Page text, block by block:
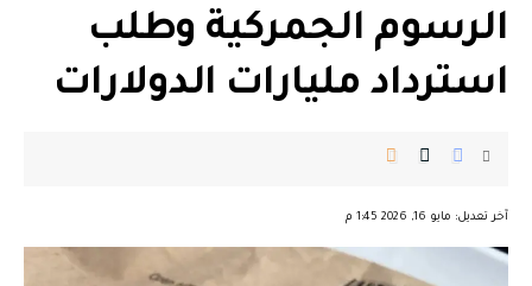
الرسوم الجمركية وطلب
استرداد مليارات الدولارات
آخر تعديل: مايو 16, 2026 1:45 م